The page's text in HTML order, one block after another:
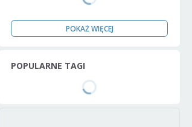
POKAŻ WIĘCEJ
POPULARNE TAGI